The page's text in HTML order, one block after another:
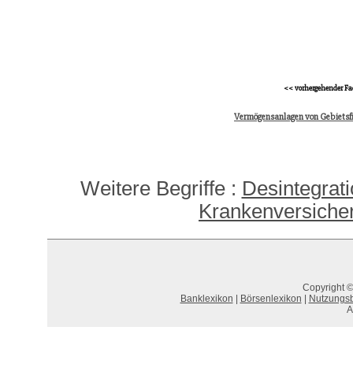
<< vorhergehender
Vermögensanlagen von
Weitere Begriffe :
Copyright
Banklexikon
Börsenlexikon